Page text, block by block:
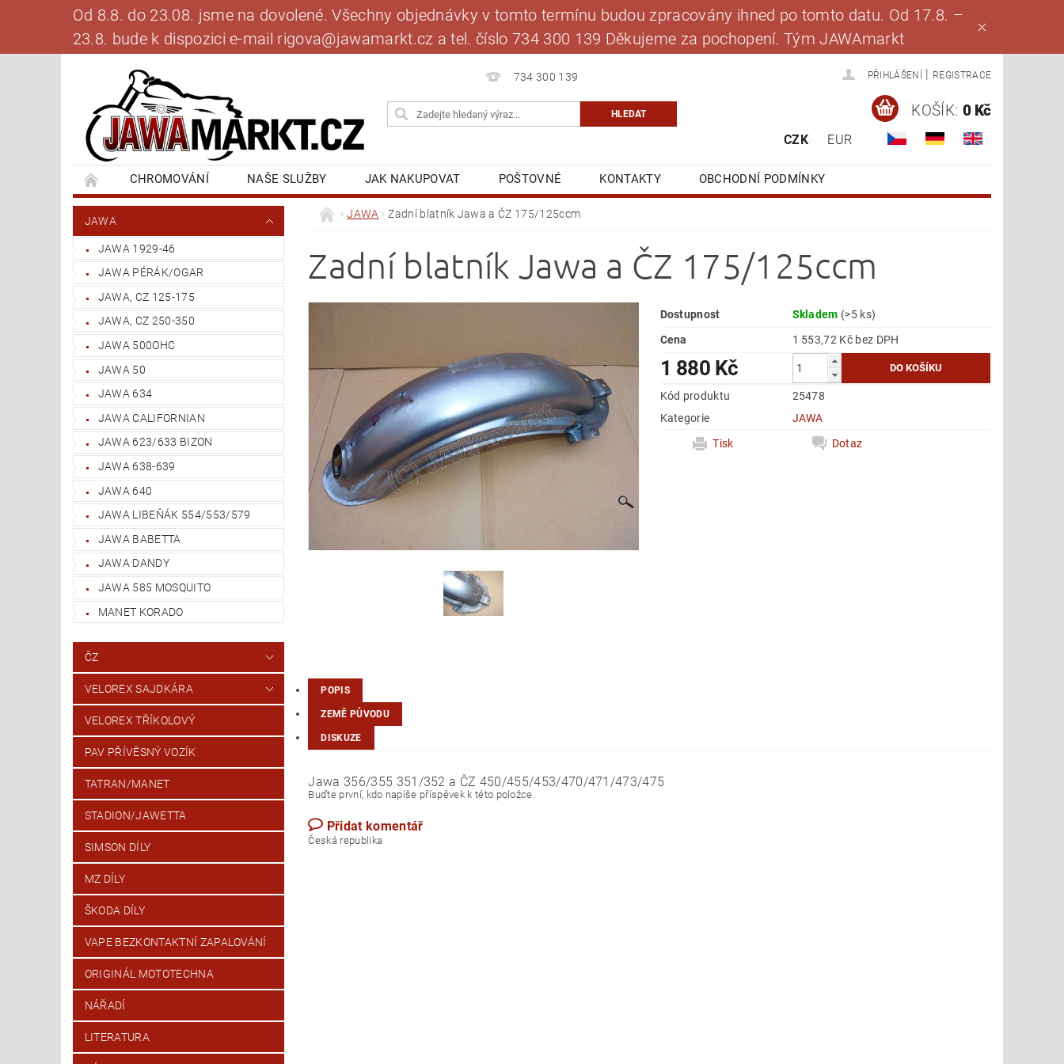
Od 8.8. do 23.08. jsme na dovolené. Všechny objednávky v tomto termínu budou zpracovány ihned po tomto datu. Od 17.8. –
23.8. bude k dispozici e-mail rigova@jawamarkt.cz a tel. číslo 734 300 139 Děkujeme za pochopení. Tým JAWAmarkt
734 300 139 PŘIHLÁŠENÍ REGISTRACE
CZK EUR
KOŠÍK: 0 Kč
CHROMOVÁNÍ NAŠE SLUŽBY JAK NAKUPOVAT POŠTOVNÉ KONTAKTY
OBCHODNÍ PODMÍNKY
BANKOVNÍ SPOJENÍ
NAPIŠTE NÁM BLOG MOJE OBJEDNÁVKA
JAWA
JAWA 1929-46
JAWA PÉRÁK/OGAR
JAWA, CZ 125-175
JAWA, CZ 250-350
JAWA 500OHC
JAWA 50
JAWA 634
JAWA CALIFORNIAN
JAWA 623/633 BIZON
JAWA 638-639
JAWA 640
JAWA LIBEŇÁK 554/553/579
JAWA BABETTA
JAWA DANDY
JAWA 585 MOSQUITO
MANET KORADO
ČZ
VELOREX SAJDKÁRA
VELOREX TŘÍKOLOVÝ
PAV PŘÍVĚSNÝ VOZÍK
TATRAN/MANET
STADION/JAWETTA
SIMSON DÍLY
MZ DÍLY
ŠKODA DÍLY
VAPE BEZKONTAKTNÍ ZAPALOVÁNÍ
ORIGINÁL MOTOTECHNA
NÁŘADÍ
LITERATURA
JAWA Zadní blatník Jawa a ČZ 175/125ccm
Zadní blatník Jawa a ČZ 175/125ccm
Dostupnost Skladem (>5 ks)
Cena
1 553,72 Kč bez DPH
1 880 Kč
Kód produktu
25478
Kategorie
JAWA
Tisk
Dotaz
POPIS
ZEMĚ PŮVODU
DISKUZE
Jawa 356/355 351/352 a ČZ 450/455/453/470/471/473/475
Buďte první, kdo napíše příspěvek k této položce.
Přidat komentář
Česká republika